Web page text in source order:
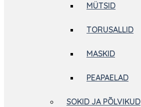
MÜTSID
TORUSALLID
MASKID
PEAPAELAD
SOKID JA PÕLVIKUD